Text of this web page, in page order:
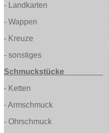
-
Landkarten
- Wappen
- Kreuze
- sonstiges
Schmuckstücke
- Ketten
- Armschmuck
- Ohrschmuck